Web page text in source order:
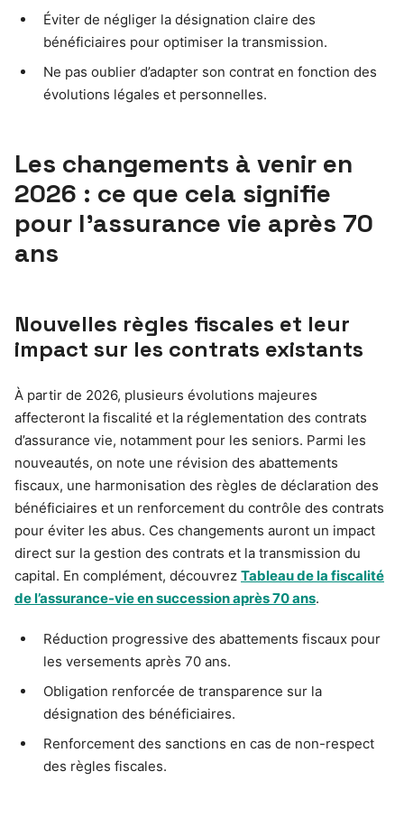
Éviter de négliger la désignation claire des
bénéficiaires pour optimiser la transmission.
Ne pas oublier d’adapter son contrat en fonction des
évolutions légales et personnelles.
Les changements à venir en
2026 : ce que cela signifie
pour l’assurance vie après 70
ans
Nouvelles règles fiscales et leur
impact sur les contrats existants
À partir de 2026, plusieurs évolutions majeures
affecteront la fiscalité et la réglementation des contrats
d’assurance vie, notamment pour les seniors. Parmi les
nouveautés, on note une révision des abattements
fiscaux, une harmonisation des règles de déclaration des
bénéficiaires et un renforcement du contrôle des contrats
pour éviter les abus. Ces changements auront un impact
direct sur la gestion des contrats et la transmission du
capital. En complément, découvrez Tableau de la fiscalité
de l’assurance-vie en succession après 70 ans.
Réduction progressive des abattements fiscaux pour
les versements après 70 ans.
Obligation renforcée de transparence sur la
désignation des bénéficiaires.
Renforcement des sanctions en cas de non-respect
des règles fiscales.